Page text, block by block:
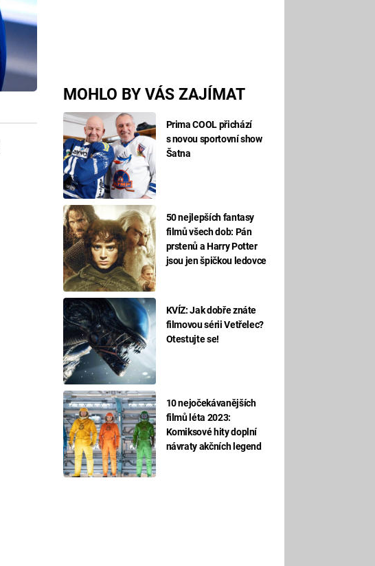
MOHLO BY VÁS ZAJÍMAT
Prima COOL přichází
s novou sportovní show
Šatna
50 nejlepších fantasy
filmů všech dob: Pán
prstenů a Harry Potter
jsou jen špičkou ledovce
KVÍZ: Jak dobře znáte
filmovou sérii Vetřelec?
Otestujte se!
10 nejočekávanějších
filmů léta 2023:
Komiksové hity doplní
návraty akčních legend